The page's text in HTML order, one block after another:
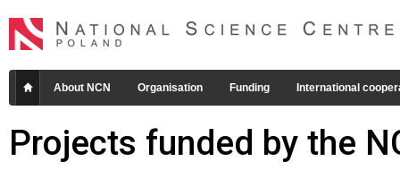
About NCN Organisation Funding International
Projects funded by the